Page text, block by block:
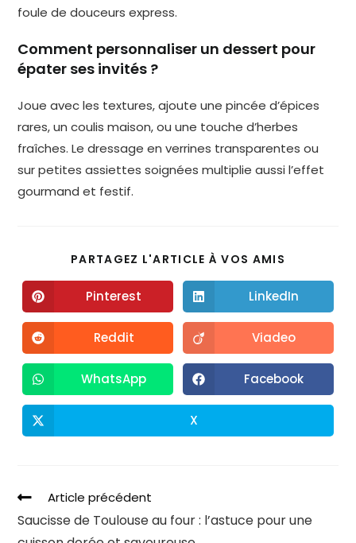
foule de douceurs express.
Comment personnaliser un dessert pour
épater ses invités ?
Joue avec les textures, ajoute une pincée d’épices
rares, un coulis maison, ou une touche d’herbes
fraîches. Le dressage en verrines transparentes ou
sur petites assiettes soignées multiplie aussi l’effet
gourmand et festif.
PARTAGEZ L'ARTICLE À VOS AMIS
Pinterest LinkedIn
Reddit Viadeo
WhatsApp Facebook
X
Article précédent
Saucisse de Toulouse au four : l’astuce pour une